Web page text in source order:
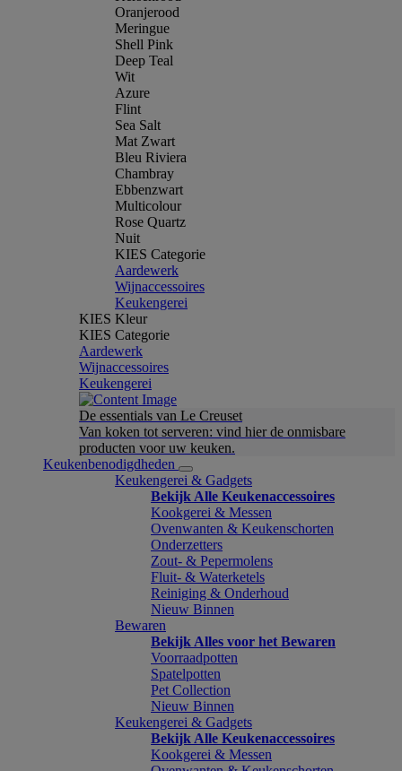
Oranjerood
Meringue
Shell Pink
Deep Teal
Wit
Azure
Flint
Sea Salt
Mat Zwart
Bleu Riviera
Chambray
Ebbenzwart
Multicolour
Rose Quartz
Nuit
KIES Categorie
Aardewerk
Wijnaccessoires
Keukengerei
KIES Kleur
KIES Categorie
Aardewerk
Wijnaccessoires
Keukengerei
De essentials van Le Creuset
Van koken tot serveren: vind hier de onmisbare
producten voor uw keuken.
Keukenbenodigdheden
Keukengerei & Gadgets
Bekijk Alle Keukenaccessoires
Kookgerei & Messen
Ovenwanten & Keukenschorten
Onderzetters
Zout- & Pepermolens
Fluit- & Waterketels
Reiniging & Onderhoud
Nieuw Binnen
Bewaren
Bekijk Alles voor het Bewaren
Voorraadpotten
Spatelpotten
Pet Collection
Nieuw Binnen
Keukengerei & Gadgets
Bekijk Alle Keukenaccessoires
Kookgerei & Messen